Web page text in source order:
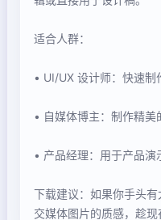
适合人群：
• UI/UX 设计师：快速制
• 自媒体博主：制作精美
• 产品经理：用于产品演
下载建议：如果你手头
交媒体图片的质感，趁现